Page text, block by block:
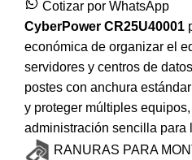
Cotizar por WhatsApp
CyberPower CR25U40001
económica de organizar el
servidores y centros de
postes con anchura
y proteger múltiples
administración sencilla para
RANURAS PARA